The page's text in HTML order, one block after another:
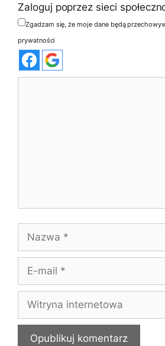
Zaloguj poprzez sieci
Zgadzam się, że moje dane będą
prywatności
Nazwa
Witryna
internetowa